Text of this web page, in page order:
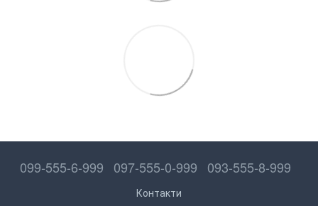
099-555-6-999 097-555-0-999 093-555-8-999
Контакти